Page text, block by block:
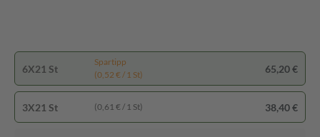
6X21 St
Spartipp
(0,52 € / 1 St)
65,20 €
3X21 St (0,61 € / 1 St) 38,40 €